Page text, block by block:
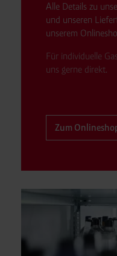
Alle Details zu
und unseren
unserem
Für individuelle
uns gerne direkt.
Zum